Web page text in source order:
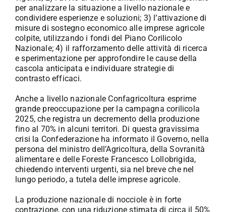
per analizzare la situazione a livello nazionale e
condividere esperienze e soluzioni; 3) l’attivazione di
misure di sostegno economico alle imprese agricole
colpite, utilizzando i fondi del Piano Corilicolo
Nazionale; 4) il rafforzamento delle attività di ricerca
e sperimentazione per approfondire le cause della
cascola anticipata e individuare strategie di
contrasto efficaci.
Anche a livello nazionale Confagricoltura esprime
grande preoccupazione per la campagna corilicola
2025, che registra un decremento della produzione
fino al 70% in alcuni territori. Di questa gravissima
crisi la Confederazione ha informato il Governo, nella
persona del ministro dell’Agricoltura, della Sovranità
alimentare e delle Foreste Francesco Lollobrigida,
chiedendo interventi urgenti, sia nel breve che nel
lungo periodo, a tutela delle imprese agricole.
La produzione nazionale di nocciole è in forte
contrazione, con una riduzione stimata di circa il 50%